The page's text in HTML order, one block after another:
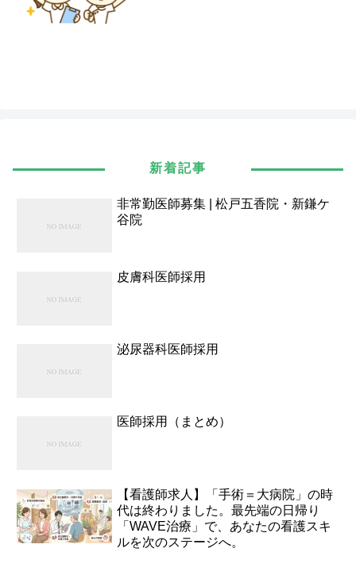
新着記事
非常勤医師募集 | 松戸五香院・新鎌ケ
谷院
皮膚科医師採用
泌尿器科医師採用
医師採用（まとめ）
【看護師求人】「手術＝大病院」の時
代は終わりました。最先端の日帰り
「WAVE治療」で、あなたの看護スキ
ルを次のステージへ。